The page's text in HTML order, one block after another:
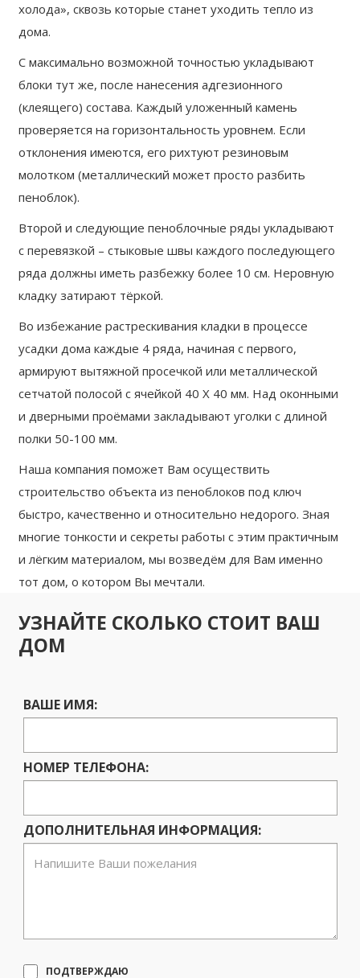
холода», сквозь которые станет уходить тепло из
дома.
С максимально возможной точностью укладывают
блоки тут же, после нанесения адгезионного
(клеящего) состава. Каждый уложенный камень
проверяется на горизонтальность уровнем. Если
отклонения имеются, его рихтуют резиновым
молотком (металлический может просто разбить
пеноблок).
Второй и следующие пеноблочные ряды укладывают
с перевязкой – стыковые швы каждого последующего
ряда должны иметь разбежку более 10 см. Неровную
кладку затирают тёркой.
Во избежание растрескивания кладки в процессе
усадки дома каждые 4 ряда, начиная с первого,
армируют вытяжной просечкой или металлической
сетчатой полосой с ячейкой 40 Х 40 мм. Над оконными
и дверными проёмами закладывают уголки с длиной
полки 50-100 мм.
Наша компания поможет Вам осуществить
строительство объекта из пеноблоков под ключ
быстро, качественно и относительно недорого. Зная
многие тонкости и секреты работы с этим практичным
и лёгким материалом, мы возведём для Вам именно
тот дом, о котором Вы мечтали.
УЗНАЙТЕ СКОЛЬКО СТОИТ ВАШ
ДОМ
ВАШЕ ИМЯ:
НОМЕР ТЕЛЕФОНА:
ДОПОЛНИТЕЛЬНАЯ ИНФОРМАЦИЯ:
ПОДТВЕРЖДАЮ